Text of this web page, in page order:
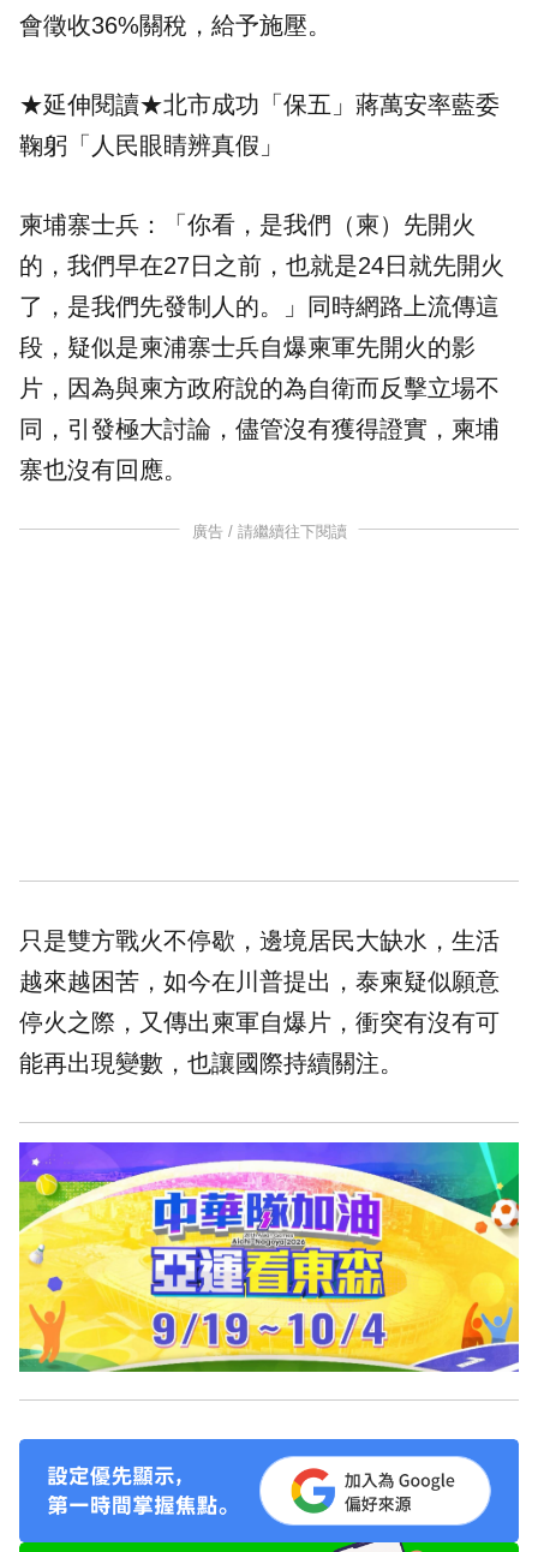
會徵收36%關稅，給予施壓。
★延伸閱讀★北市成功「保五」蔣萬安率藍委
鞠躬「人民眼睛辨真假」
柬埔寨士兵：「你看，是我們（柬）先開火
的，我們早在27日之前，也就是24日就先開火
了，是我們先發制人的。」同時網路上流傳這
段，疑似是柬浦寨士兵自爆柬軍先開火的影
片，因為與柬方政府說的為自衛而反擊立場不
同，引發極大討論，儘管沒有獲得證實，柬埔
寨也沒有回應。
廣告 / 請繼續往下閱讀
只是雙方戰火不停歇，邊境居民大缺水，生活
越來越困苦，如今在川普提出，泰柬疑似願意
停火之際，又傳出柬軍自爆片，衝突有沒有可
能再出現變數，也讓國際持續關注。